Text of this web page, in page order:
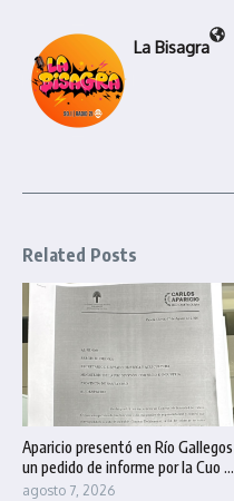
La Bisagra
Related Posts
Aparicio presentó en Río Gallegos
un pedido de informe por la Cuo ...
agosto 7, 2026